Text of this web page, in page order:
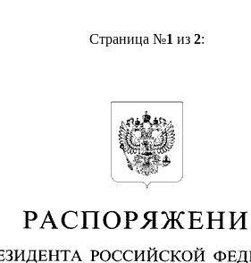
Страница №1 из 2: